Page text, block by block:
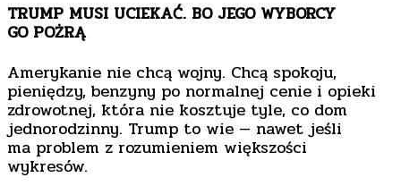
TRUMP MUSI UCIEKAĆ. BO JEGO WYBORCY
GO POŻRĄ
Amerykanie nie chcą wojny. Chcą spokoju,
pieniędzy, benzyny po normalnej cenie i opieki
zdrowotnej, która nie kosztuje tyle, co dom
jednorodzinny. Trump to wie — nawet jeśli
ma problem z rozumieniem większości
wykresów.